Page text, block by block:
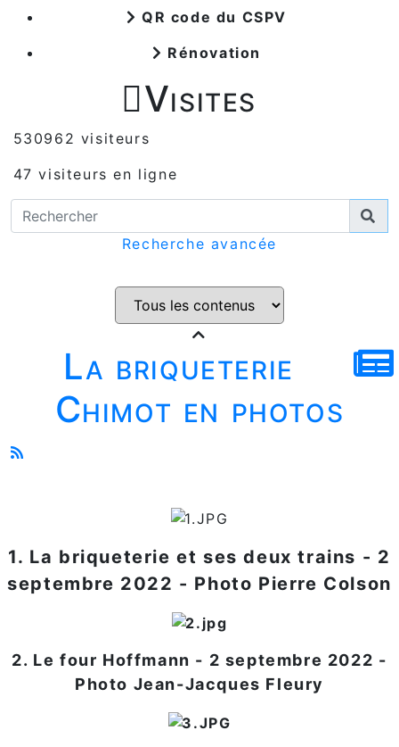
QR code du CSPV
Rénovation
Visites
530962 visiteurs
47 visiteurs en ligne
Recherche avancée
La briqueterie
Chimot en photos
1. La briqueterie et ses deux trains - 2
septembre 2022 - Photo Pierre Colson
2. Le four Hoffmann - 2 septembre 2022 -
Photo Jean-Jacques Fleury